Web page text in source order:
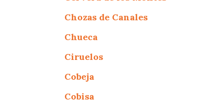
Chozas de Canales
Chueca
Ciruelos
Cobeja
Cobisa